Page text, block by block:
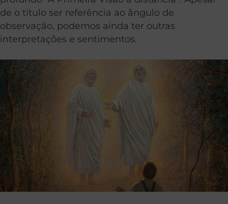
de o título ser referência ao ângulo de
observação, podemos ainda ter outras
interpretações e sentimentos.